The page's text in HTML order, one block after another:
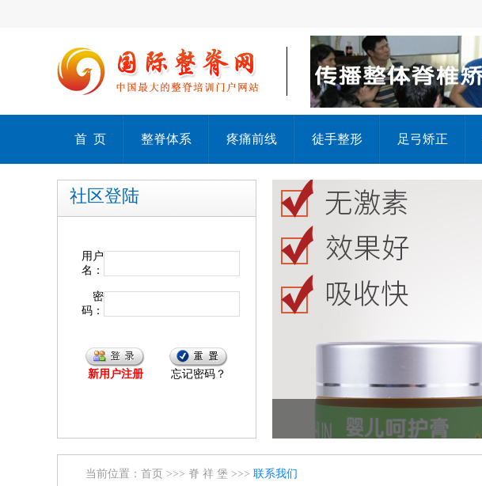
首 页 整脊体系 疼痛前线 徒手整形 足弓矫正
社区登陆
用户
名：
密
码：
新用户注册 忘记密码？
当前位置： 首页 >>> 脊 祥 堡 >>> 联系我们